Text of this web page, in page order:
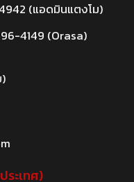
(แอดมินแตงโม)
4149 (Orasa)
ระเทศ)